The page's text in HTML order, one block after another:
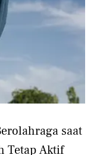
saat
Tetap Aktif